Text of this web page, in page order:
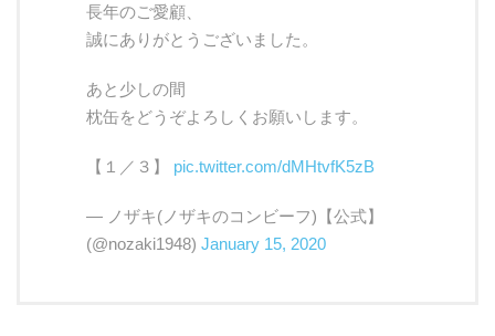
長年のご愛顧、
誠にありがとうございました。
あと少しの間
枕缶をどうぞよろしくお願いします。
【１／３】 pic.twitter.com/dMHtvfK5zB
— ノザキ(ノザキのコンビーフ)【公式】
(@nozaki1948) January 15, 2020